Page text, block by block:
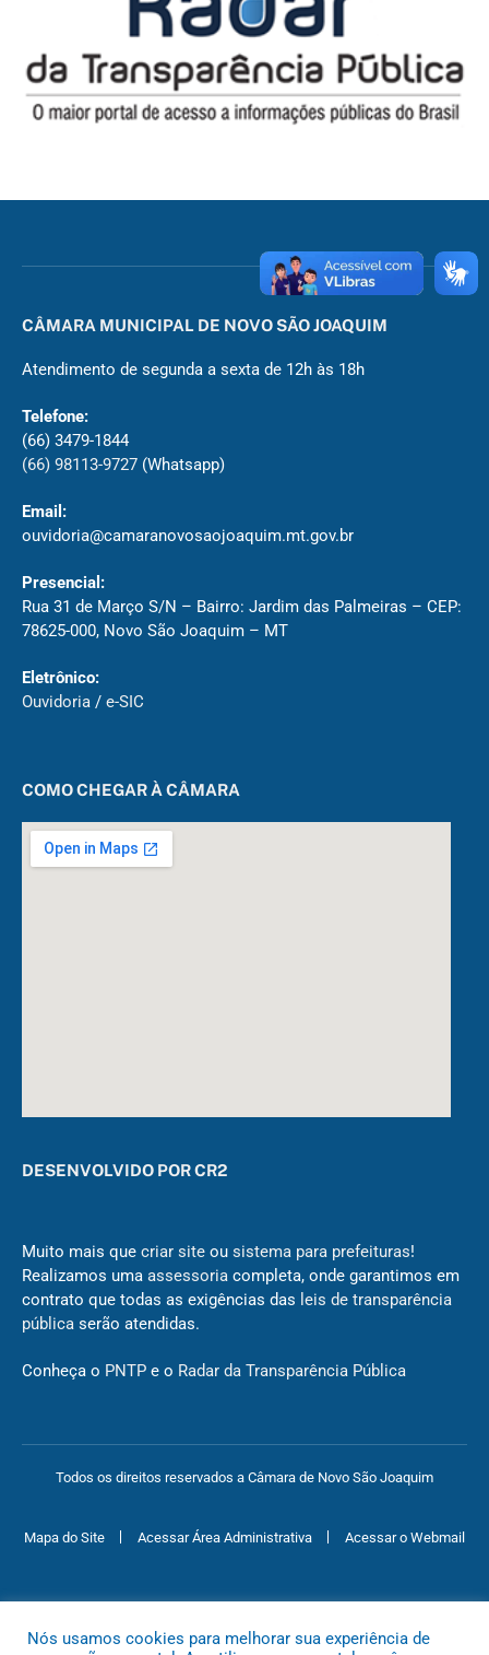
CÂMARA MUNICIPAL DE NOVO SÃO JOAQUIM
Atendimento de segunda a sexta de 12h às 18h
Telefone:
(66) 3479-1844
(66) 98113-9727 (Whatsapp)
Email:
ouvidoria@camaranovosaojoaquim.mt.gov.br
Presencial:
Rua 31 de Março S/N – Bairro: Jardim das Palmeiras – CEP:
78625-000, Novo São Joaquim – MT
Eletrônico:
Ouvidoria / e-SIC
COMO CHEGAR À CÂMARA
DESENVOLVIDO POR CR2
Muito mais que criar site ou sistema para prefeituras!
Realizamos uma assessoria completa, onde garantimos em
contrato que todas as exigências das leis de transparência
pública serão atendidas.
Conheça o PNTP e o Radar da Transparência Pública
Todos os direitos reservados a Câmara de Novo São Joaquim
Mapa do Site Acessar Área Administrativa Acessar o Webmail
Nós usamos cookies para melhorar sua experiência de